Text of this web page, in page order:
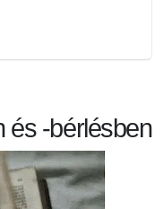
és -bérlésben